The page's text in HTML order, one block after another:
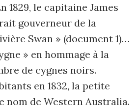
1829, le capitaine James
gouverneur de la
Swan » (document 1)…
» en hommage à la
de cygnes noirs.
en 1832, la petite
nom de Western Australia.